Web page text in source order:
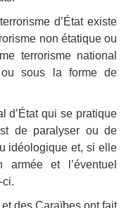
d’État existe
non étatique ou
terrorisme national
ou sous la forme de
d’État qui se pratique
de paralyser ou de
idéologique et, si elle
armée et l’éventuel
ci.
des Caraïbes ont fait